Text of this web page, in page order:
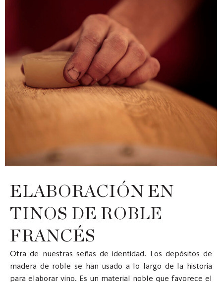
ELABORACIÓN EN
TINOS DE ROBLE
FRANCÉS
Otra de nuestras señas de identidad. Los depósitos de
madera de roble se han usado a lo largo de la historia
para elaborar vino. Es un material noble que favorece el